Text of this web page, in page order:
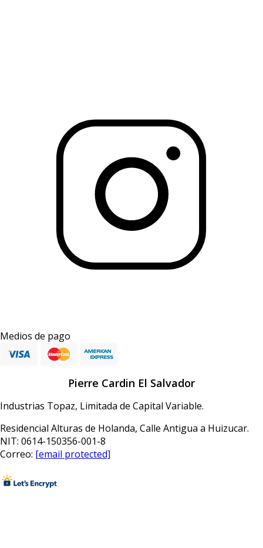
Medios de pago
Pierre Cardin El Salvador
Industrias Topaz, Limitada de Capital Variable.
Residencial Alturas de Holanda, Calle Antigua a Huizucar.
NIT: 0614-150356-001-8
Correo: [email protected]